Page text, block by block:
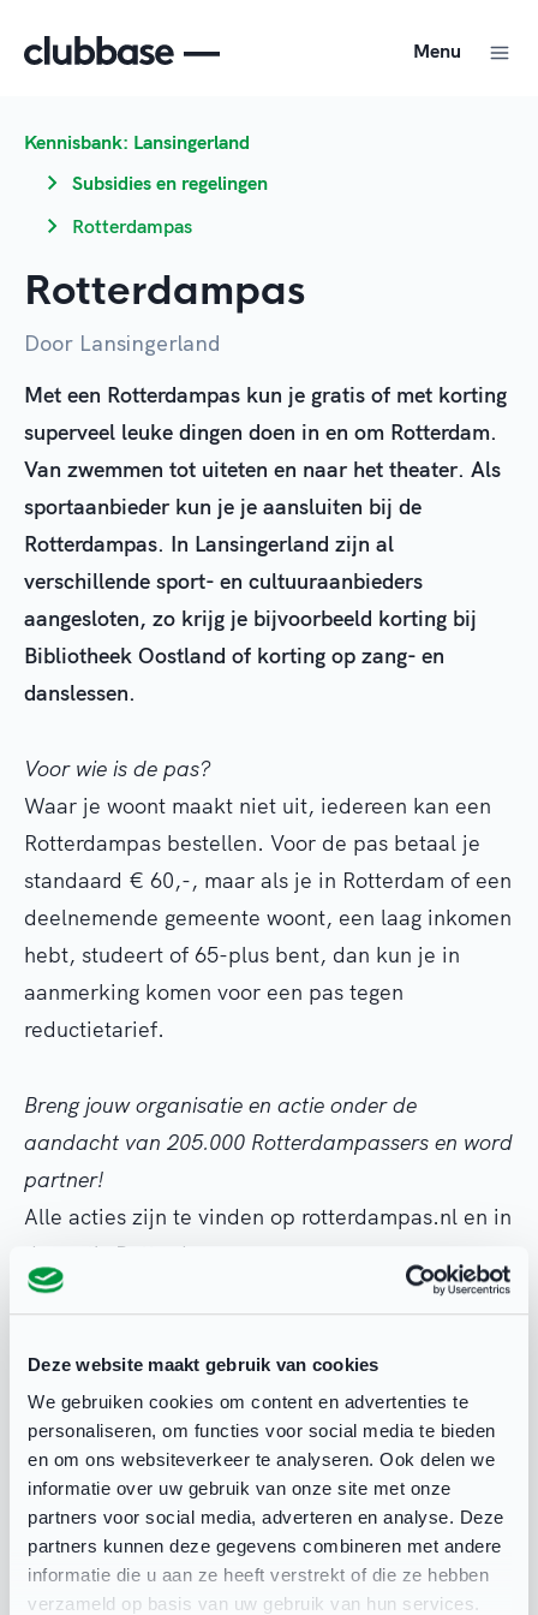
Deze website maakt gebruik van cookies
We gebruiken cookies om content en advertenties te
personaliseren, om functies voor social media te bieden
en om ons websiteverkeer te analyseren. Ook delen we
informatie over uw gebruik van onze site met onze
partners voor social media, adverteren en analyse. Deze
partners kunnen deze gegevens combineren met andere
informatie die u aan ze heeft verstrekt of die ze hebben
verzameld op basis van uw gebruik van hun services.
Menu
Kennisbank: Lansingerland
Subsidies en regelingen
Rotterdampas
Rotterdampas
Door Lansingerland
Met een Rotterdampas kun je gratis of met korting
superveel leuke dingen doen in en om Rotterdam.
Van zwemmen tot uiteten en naar het theater. Als
sportaanbieder kun je je aansluiten bij de
Rotterdampas. In Lansingerland zijn al
verschillende sport- en cultuuraanbieders
aangesloten, zo krijg je bijvoorbeeld korting bij
Bibliotheek Oostland of korting op zang- en
danslessen.
Voor wie is de pas?
Waar je woont maakt niet uit, iedereen kan een
Rotterdampas bestellen. Voor de pas betaal je
standaard € 60,-, maar als je in Rotterdam of een
deelnemende gemeente woont, een laag inkomen
hebt, studeert of 65-plus bent, dan kun je in
aanmerking komen voor een pas tegen
reductietarief.
Breng jouw organisatie en actie onder de
aandacht van 205.000 Rotterdampassers en word
partner!
Alle acties zijn te vinden op rotterdampas.nl en in
de gratis Rotterdampas app.
Als Rotterdampas-partner kun je acties indienen.
de Rotterdampassers onder de aandacht
gebracht. Om met een actie in een van onze
middelen te komen betaal je niets, maar geef je
de Rotterdampasser een korting (oplopend van
minimaal 25% tot 100%). Alle reserveringen of
aanmeldingen verlopen verder rechtstreeks via je
eigen site en contactgegevens.